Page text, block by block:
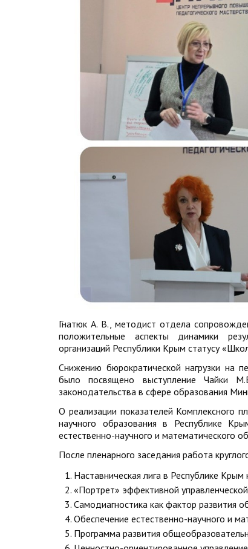
Гнатюк А. В., методист отдела
положительные аспекты динамики
организаций Республики Крым статусу
Снижению бюрократической нагрузки на
было посвящено выступление Чайки
законодательства в сфере образования
О реализации показателей Комплексного
научного образования в Республике
естественно-научного и
После пленарного заседания работа
Наставническая лига в Республике Крым
«Портрет» эффективной
Самодиагностика как фактор развития
Обеспечение естественно-научного и
Программа развития